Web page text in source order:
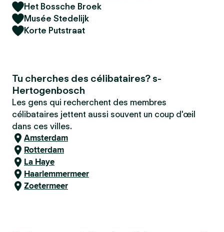
Het Bossche Broek
Musée Stedelijk
Korte Putstraat
Tu cherches des célibataires? s-
Hertogenbosch
Les gens qui recherchent des membres
célibataires jettent aussi souvent un coup d'œil
dans ces villes.
Amsterdam
Rotterdam
La Haye
Haarlemmermeer
Zoetermeer